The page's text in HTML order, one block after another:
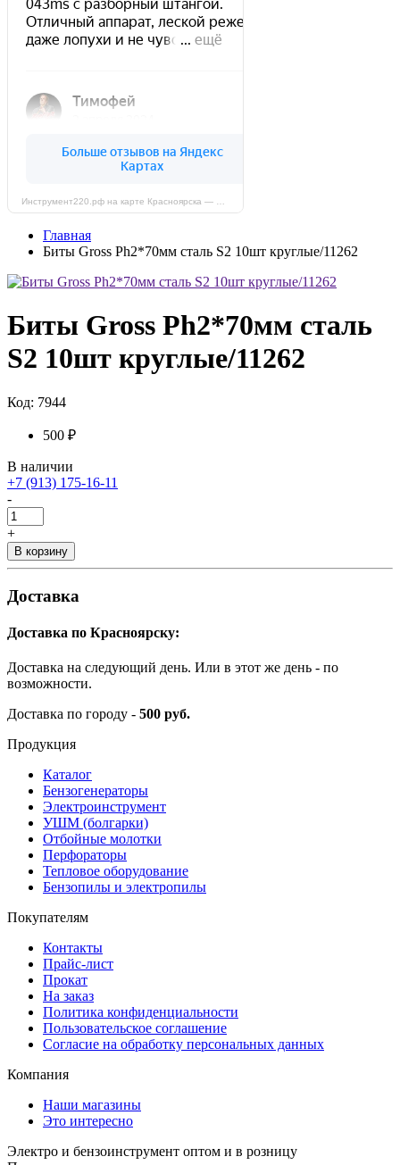
Главная
Биты Gross Ph2*70мм сталь S2 10шт круглые/11262
Биты Gross Ph2*70мм сталь
S2 10шт круглые/11262
Код: 7944
500 ₽
В наличии
+7 (913) 175-16-11
-
+
В корзину
Доставка
Доставка по Красноярску:
Доставка на следующий день. Или в этот же день - по
возможности.
Доставка по городу - 500 руб.
Продукция
Каталог
Бензогенераторы
Электроинструмент
УШМ (болгарки)
Отбойные молотки
Перфораторы
Тепловое оборудование
Бензопилы и электропилы
Покупателям
Контакты
Прайс-лист
Прокат
На заказ
Политика конфиденциальности
Пользовательское соглашение
Согласие на обработку персональных данных
Компания
Наши магазины
Это интересно
Электро и бензоинструмент оптом и в розницу